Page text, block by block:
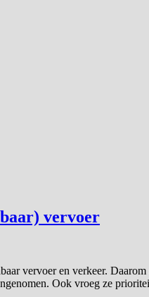
vervoer
vervoer en verkeer.
Ook vroeg ze